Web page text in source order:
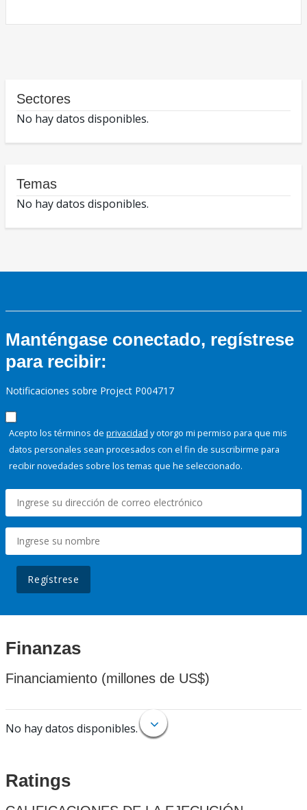
Sectores
No hay datos disponibles.
Temas
No hay datos disponibles.
Manténgase conectado, regístrese
para recibir:
Notificaciones sobre Project P004717
Acepto los términos de privacidad y otorgo mi permiso para que mis
datos personales sean procesados con el fin de suscribirme para
recibir novedades sobre los temas que he seleccionado.
Regístrese
Finanzas
Financiamiento (millones de US$)
No hay datos disponibles.
Ratings